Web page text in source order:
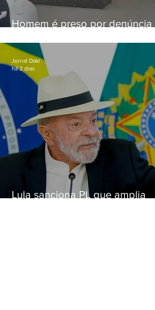
Homem é preso por denúncia
Alcântara
Lula sanciona PL que amplia
Jornal Daki
há 2 dias